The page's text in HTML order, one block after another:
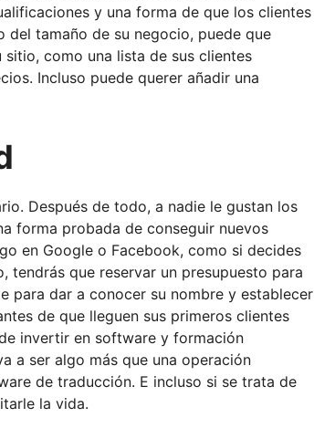
y una forma de que los clientes
del tamaño de su negocio, puede que
como una lista de sus clientes
Incluso puede querer añadir una
Después de todo, a nadie le gustan los
forma probada de conseguir nuevos
en Google o Facebook, como si decides
que reservar un presupuesto para
para dar a conocer su nombre y establecer
de que lleguen sus primeros clientes
invertir en software y formación
a ser algo más que una operación
de traducción. E incluso si se trata de
la vida.